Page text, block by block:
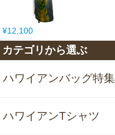
¥12,100
カテゴリから選ぶ
ハワイアンバッグ特集
ハワイアンTシャツ